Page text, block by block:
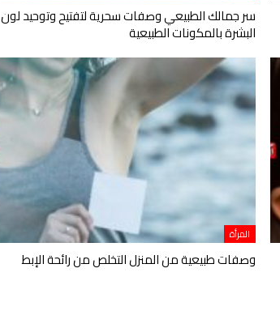
سر جمالك الطبيعي وصفات سحرية لتفتيح وتوحيد لون
البشرة بالمكونات الطبيعية
المرأة
وصفات طبيعية من المنزل التخلص من رائحة الإبط